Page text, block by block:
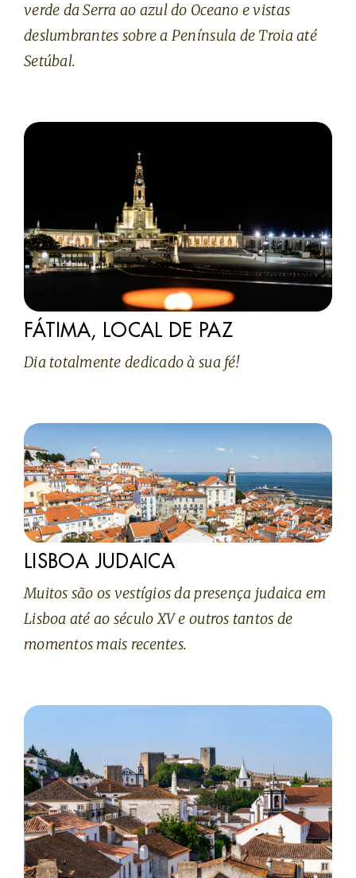
verde da Serra ao azul do Oceano e vistas
deslumbrantes sobre a Península de Troia até
Setúbal.
FÁTIMA, LOCAL DE PAZ
Dia totalmente dedicado à sua fé!
LISBOA JUDAICA
Muitos são os vestígios da presença judaica em
Lisboa até ao século XV e outros tantos de
momentos mais recentes.